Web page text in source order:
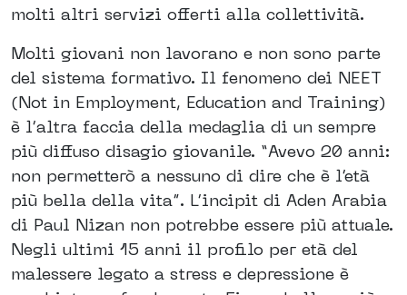
molti altri servizi offerti alla collettività.
Molti giovani non lavorano e non sono parte
del sistema formativo. Il fenomeno dei NEET
(Not in Employment, Education and Training)
è l’altra faccia della medaglia di un sempre
più diffuso disagio giovanile. “Avevo 20 anni:
non permetterò a nessuno di dire che è l’età
più bella della vita”. L’incipit di Aden Arabia
di Paul Nizan non potrebbe essere più attuale.
Negli ultimi 15 anni il profilo per età del
malessere legato a stress e depressione è